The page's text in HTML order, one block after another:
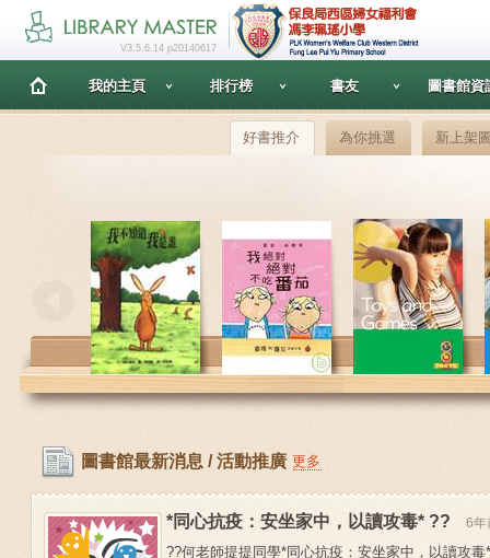
V3.5.6.14 p20140617
我的主頁 排行榜 書友 圖書館資
好書推介 為你挑選 新上架
圖書館最新消息 / 活動推廣 更多
*同心抗疫：安坐家中，以讀攻毒* ?? 6年
??何老師提提同學*同心抗疫：安坐家中，以讀攻